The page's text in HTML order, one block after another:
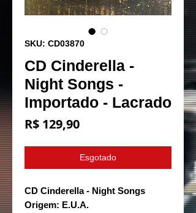
SKU: CD03870
CD Cinderella -
Night Songs -
Importado - Lacrado
R$ 129,90Preço
Esgotado
CD Cinderella - Night Songs
Origem: E.U.A.